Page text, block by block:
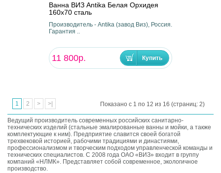
Ванна ВИЗ Antika Белая Орхидея
160х70 сталь
Производитель - Antika (завод Виз), Россия.
Гарантия ..
11 800р.
1 2 > >| Показано с 1 по 12 из 16 (страниц: 2)
Ведущий производитель современных российских санитарно-
технических изделий (стальные эмалированные ванны и мойки, а также
комплектующие к ним). Предприятие славится своей богатой
трехвековой историей, рабочими традициями и династиями,
профессионализмом и творческим подходом управленческой команды и
технических специалистов. C 2008 года ОАО «ВИЗ» входит в группу
компаний «НЛМК». Представляет собой современное, экологичное
производство.